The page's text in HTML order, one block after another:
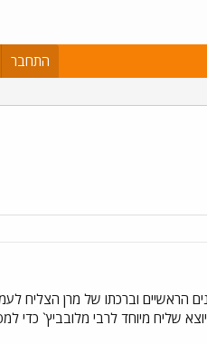
התחבר
וברכתו של מרן הצליח
שליח מיוחד לרבי מלובביץ` כדי